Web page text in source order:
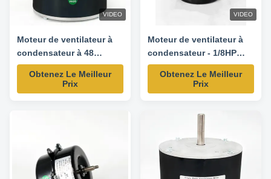
VIDEO
Moteur de ventilateur à
condensateur à 48
cadres - 160W 220-240V
60HZ 1000RPM
Obtenez Le Meilleur
Prix
VIDEO
Moteur de ventilateur à
condensateur - 1/8HP
220V 60HZ 1100RPM
Obtenez Le Meilleur
Prix